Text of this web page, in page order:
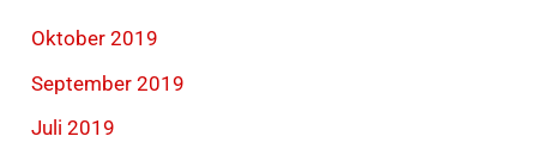
Oktober 2019
September 2019
Juli 2019